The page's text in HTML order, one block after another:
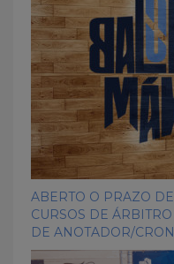
ABERTO O PRAZO
CURSOS DE
DE ANOTADOR/